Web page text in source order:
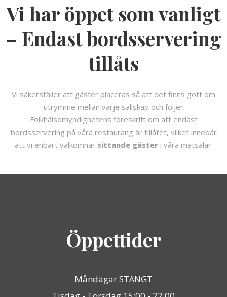
Vi har öppet som vanligt
– Endast bordsservering
tillåts
Vi säkerställer att gäster placeras så att det finns gott om
utrymme mellan varje sällskap och följer
Folkhälsomyndighetens föreskrift om att endast
bordsservering på våra restaurang är tillåtet, vilket innebär
att vi enbart välkomnar sittande gästeri våra matsalar.
Öppettider
Måndagar STÄNGT